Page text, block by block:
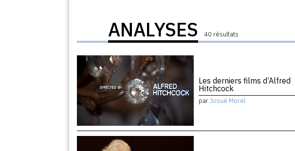
ANALYSES 40 résultats
Les derniers films d’Alfred
Hitchcock
parJosué Morel